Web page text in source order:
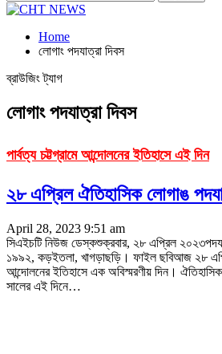
Home
লোগাং পদযাত্রা দিবস
ব্রাউজিং ট্যাগ
লোগাং পদযাত্রা দিবস
পার্বত্য চট্টগ্রামে আন্দোলনের ইতিহাসে এই দিন
২৮ এপ্রিল ঐতিহাসিক লোগাঙ
April 28, 2023 9:51 am
সিএইচটি নিউজ ডেস্কশুক্রবার, ২৮ এপ্রিল
১৯৯২, কড়ইতলা, খাগড়াছড়ি। ফাইল ছবিআজ ২৮
আন্দোলনের ইতিহাসে এক অবিস্মরণীয় দিন।
সালের এই দিনে…